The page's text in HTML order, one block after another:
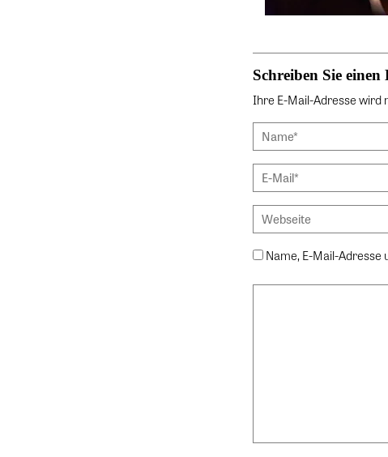
Schreiben Sie
Ihre E-Mail-Adresse wird
Name, E-Mail-